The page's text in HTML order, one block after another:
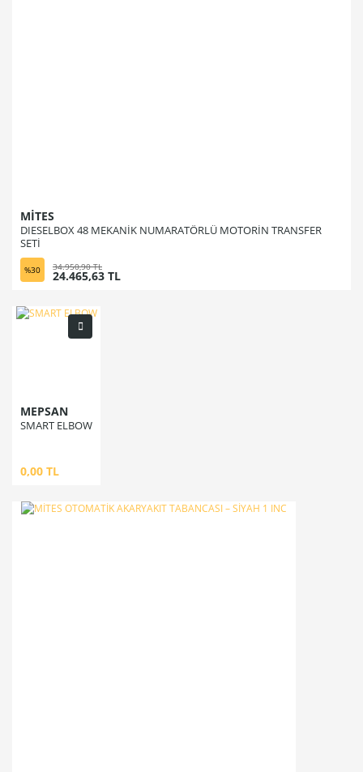
MİTES
DIESELBOX 48 MEKANİK NUMARATÖRLÜ MOTORİN TRANSFER
SETİ
%30 34.950,90 TL
24.465,63 TL
MEPSAN
SMART ELBOW
0,00 TL